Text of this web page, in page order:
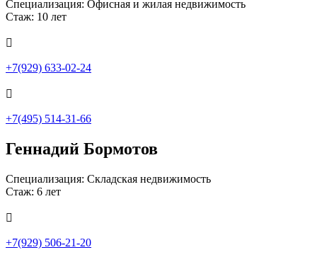
Специализация: Офисная и жилая недвижимость
Стаж: 10 лет

+7(929) 633-02-24

+7(495) 514-31-66
Геннадий Бормотов
Специализация: Складская недвижимость
Стаж: 6 лет

+7(929) 506-21-20